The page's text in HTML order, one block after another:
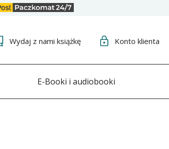
Wydaj z nami książkę Konto klienta
E-Booki i audiobooki